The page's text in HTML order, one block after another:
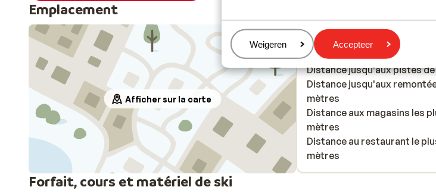
Beheren
Weigeren Accepteer
Emplacement
Afficher sur la carte
À proximité
À la périphérie
Distance jusqu'aux pistes
Distance jusqu'aux
mètres
Distance aux magasins les
mètres
Distance au restaurant le
mètres
Forfait, cours et matériel de ski